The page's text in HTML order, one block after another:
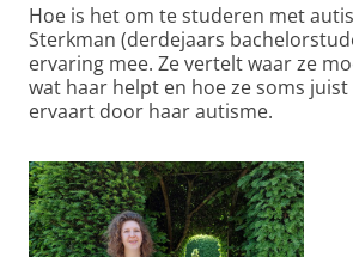
Hoe is het om te studeren met
Sterkman (derdejaars
ervaring mee. Ze vertelt waar ze
wat haar helpt en hoe ze soms
ervaart door haar autisme.